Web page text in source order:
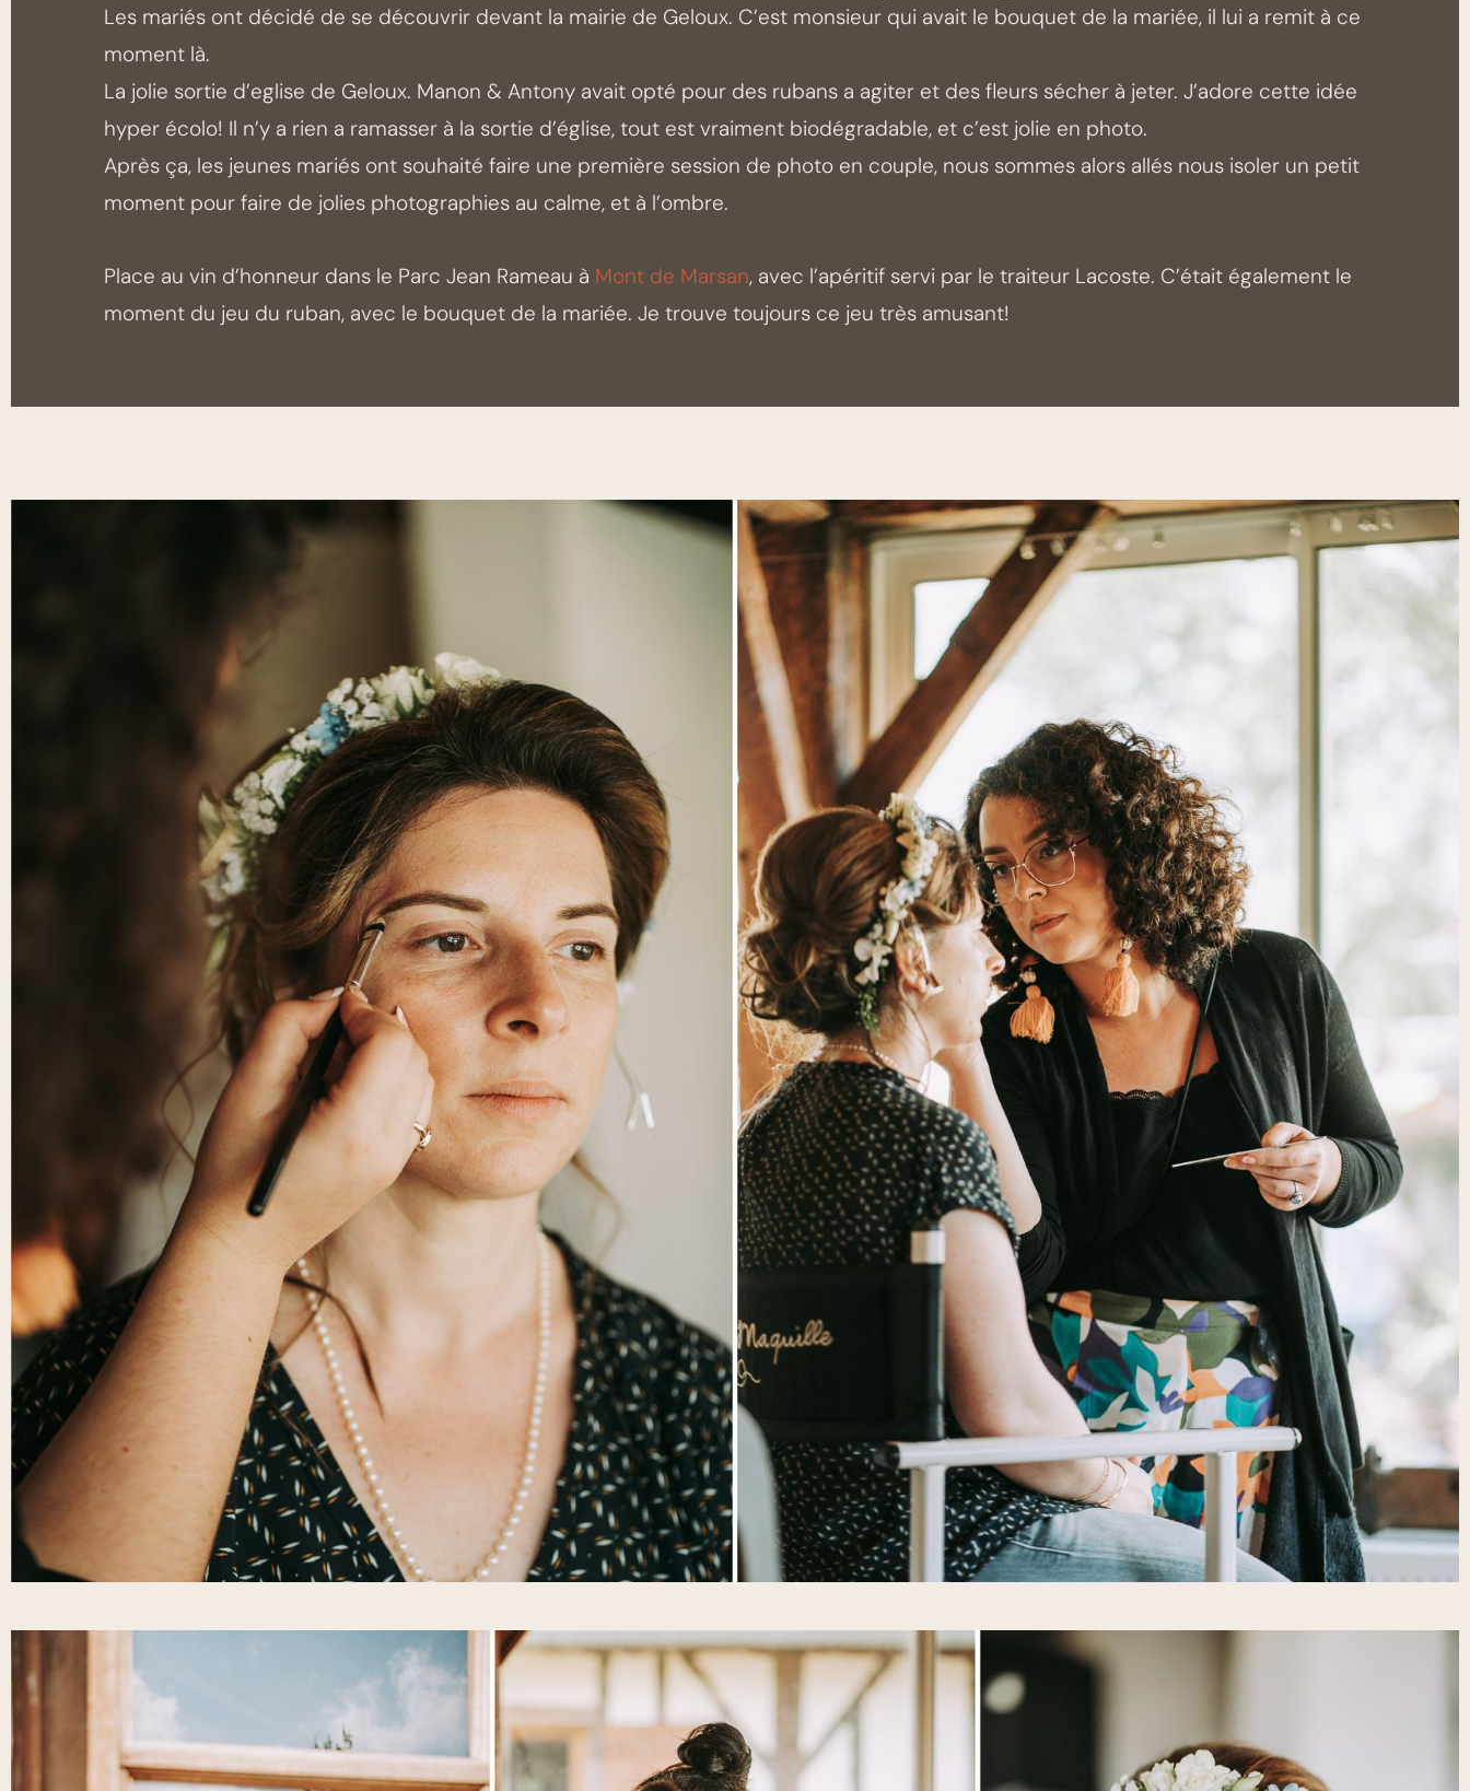
Les mariés ont décidé de se découvrir devant la mairie de Geloux. C’est monsieur qui avait le bouquet de la mariée, il lui a remit à ce
moment là.
La jolie sortie d’eglise de Geloux. Manon & Antony avait opté pour des rubans a agiter et des fleurs sécher à jeter. J’adore cette idée
hyper écolo! Il n’y a rien a ramasser à la sortie d’église, tout est vraiment biodégradable, et c’est jolie en photo.
Après ça, les jeunes mariés ont souhaité faire une première session de photo en couple, nous sommes alors allés nous isoler un petit
moment pour faire de jolies photographies au calme, et à l’ombre.
Place au vin d’honneur dans le Parc Jean Rameau à Mont de Marsan, avec l’apéritif servi par le traiteur Lacoste. C’était également le
moment du jeu du ruban, avec le bouquet de la mariée. Je trouve toujours ce jeu très amusant!